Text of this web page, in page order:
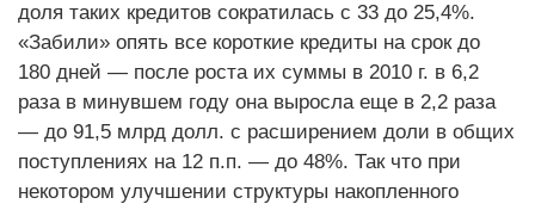
доля таких кредитов сократилась с 33 до 25,4%.
«Забили» опять все короткие кредиты на срок до
180 дней — после роста их суммы в 2010 г. в 6,2
раза в минувшем году она выросла еще в 2,2 раза
— до 91,5 млрд долл. с расширением доли в общих
поступлениях на 12 п.п. — до 48%. Так что при
некотором улучшении структуры накопленного